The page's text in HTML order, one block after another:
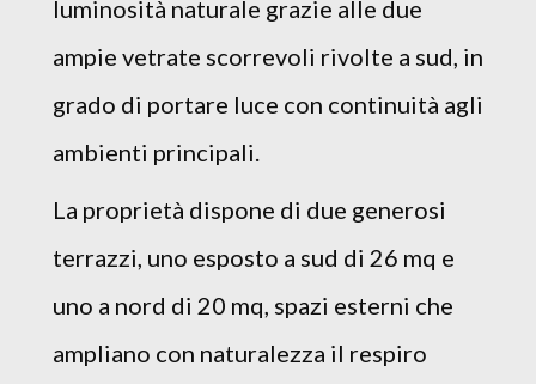
luminosità naturale grazie alle due
ampie vetrate scorrevoli rivolte a sud, in
grado di portare luce con continuità agli
ambienti principali.
La proprietà dispone di due generosi
terrazzi, uno esposto a sud di 26 mq e
uno a nord di 20 mq, spazi esterni che
ampliano con naturalezza il respiro